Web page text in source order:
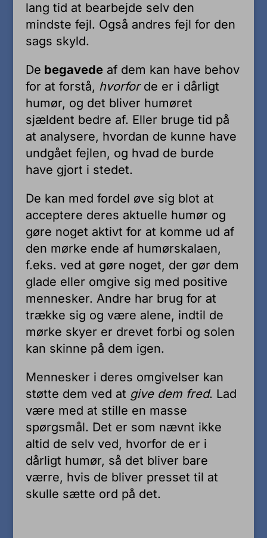
lang tid at bearbejde selv den
mindste fejl. Også andres fejl for den
sags skyld.
De begavedeaf dem kan have behov
for at forstå, hvorforde er i dårligt
humør, og det bliver humøret
sjældent bedre af. Eller bruge tid på
at analysere, hvordan de kunne have
undgået fejlen, og hvad de burde
have gjort i stedet.
De kan med fordel øve sig blot at
acceptere deres aktuelle humør og
gøre noget aktivt for at komme ud af
den mørke ende af humørskalaen,
f.eks. ved at gøre noget, der gør dem
glade eller omgive sig med positive
mennesker. Andre har brug for at
trække sig og være alene, indtil de
mørke skyer er drevet forbi og solen
kan skinne på dem igen.
Mennesker i deres omgivelser kan
støtte dem ved at give dem fred. Lad
være med at stille en masse
spørgsmål. Det er som nævnt ikke
altid de selv ved, hvorfor de er i
dårligt humør, så det bliver bare
værre, hvis de bliver presset til at
skulle sætte ord på det.